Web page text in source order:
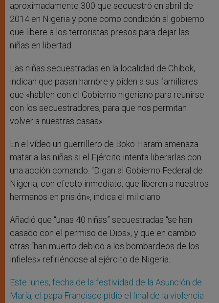
aproximadamente 300 que secuestró en abril de
2014 en Nigeria y pone como condición al gobierno
que libere a los terroristas presos para dejar las
niñas en libertad.
Las niñas secuestradas en la localidad de Chibok,
indican que pasan hambre y piden a sus familiares
que «hablen con el Gobierno nigeriano para reunirse
con los secuestradores, para que nos permitan
volver a nuestras casas».
En el vídeo un guerrillero de Boko Haram amenaza
matar a las niñas si el Ejército intenta liberarlas con
una acción comando. “Digan al Gobierno Federal de
Nigeria, con efecto inmediato, que liberen a nuestros
hermanos en prisión», indica el miliciano.
Añadió que “unas 40 niñas” secuestradas “se han
casado con el permiso de Dios», y que en cambio
otras “han muerto debido a los bombardeos de los
infieles» refiriéndose al ejército de Nigeria.
Este lunes, fecha de la festividad de la Asunción de
María, el papa Francisco pidió el final de la violencia